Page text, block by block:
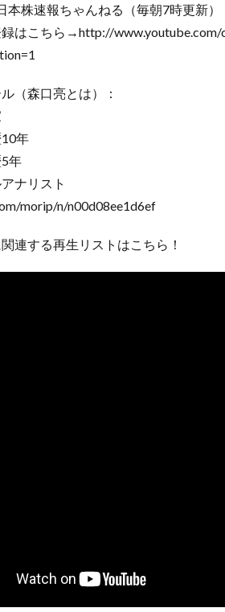
本株速報ちゃんねる（毎朝7時更新）
はこちら→http://www.youtube.com/
（森口亮とは）：
10年
5年
ナリスト
morip/n/n00d08ee1d6ef
連する再生リストはこちら！